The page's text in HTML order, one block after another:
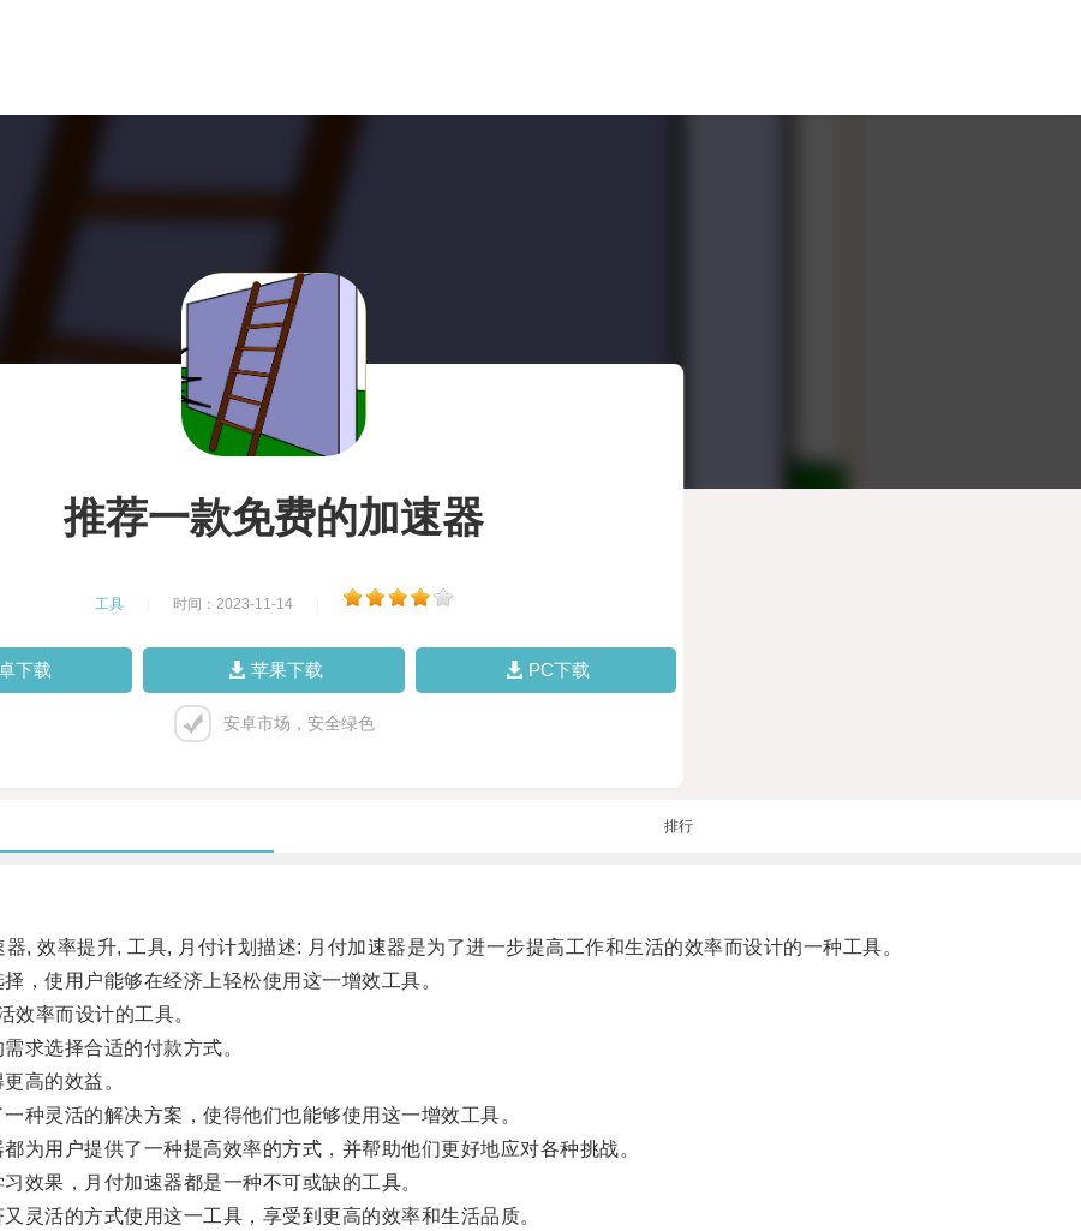
推荐一款免费的加速器
工具 时间：2023-11-14
下载 苹果下载 PC下载
安卓市场，安全绿色
排行
效率提升, 工具, 月付计划描述: 月付加速器是为了进一步提高工作和生活的效率而设计的一种工具。
使用户能够在经济上轻松使用这一增效工具。
率而设计的工具。
求选择合适的付款方式。
高的效益。
灵活的解决方案，使得他们也能够使用这一增效工具。
用户提供了一种提高效率的方式，并帮助他们更好地应对各种挑战。
果，月付加速器都是一种不可或缺的工具。
活的方式使用这一工具，享受到更高的效率和生活品质。